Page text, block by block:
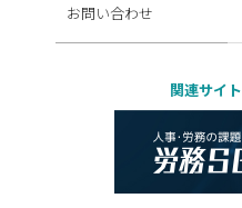
お問い合わせ
関連サイト